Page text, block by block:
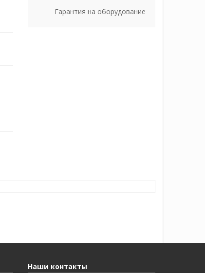
Гарантия на оборудование
Наши контакты